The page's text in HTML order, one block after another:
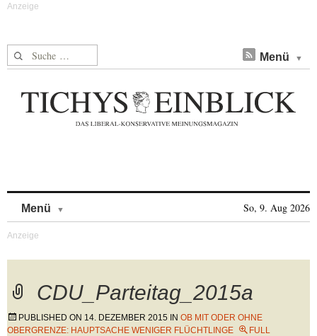
Suche nach: Menü
Menü So, 9. Aug 2026
CDU_Parteitag_2015a
PUBLISHED ON 14. DEZEMBER 2015 IN OB MIT ODER OHNE
OBERGRENZE: HAUPTSACHE WENIGER FLÜCHTLINGE
FULL